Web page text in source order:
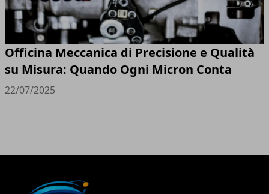
Officina Meccanica di Precisione e Qualità
su Misura: Quando Ogni Micron Conta
22/07/2025